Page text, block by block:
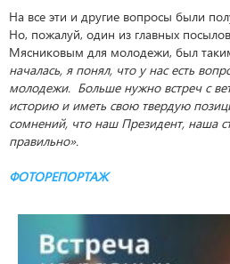
На все эти и другие вопросы были
Но, пожалуй, один из главных
Мясниковым для молодежи, был
началась, я понял, что у нас есть
молодежи. Больше нужно встреч с
историю и иметь свою твердую
сомнений, что наш Президент, наша
правильно».
ФОТОРЕПОРТАЖ